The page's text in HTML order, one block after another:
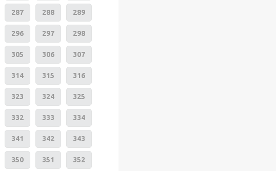
287 288 289
296 297 298
305 306 307
314 315 316
323 324 325
332 333 334
341 342 343
350 351 352